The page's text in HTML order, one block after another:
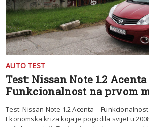
AUTO TEST
Test: Nissan Note 1.2
Funkcionalnost na prvom
Test: Nissan Note 1.2 Acenta –
Ekonomska kriza koja je pogodila svijet u